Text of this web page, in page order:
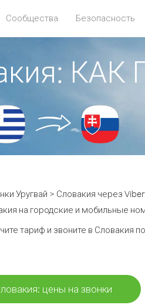
Сообщества Безопасность
Уругвай > Словакия через
на городские и мобильные
тариф и звоните в Словакия
цены на звонки